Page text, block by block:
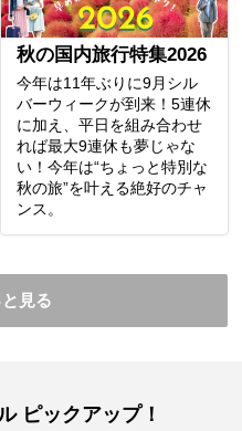
秋の国内旅行特集2026
今年は11年ぶりに9月シル
バーウィークが到来！5連休
に加え、平日を組み合わせ
れば最大9連休も夢じゃな
い！今年は“ちょっと特別な
秋の旅”を叶える絶好のチャ
ンス。
と見る
ピックアップ！